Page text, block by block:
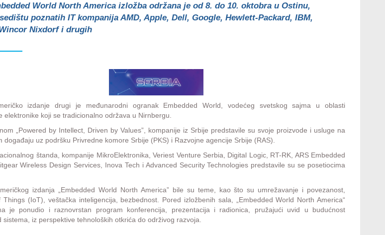
World North America izložba održana je od 8. do 10. oktobra u Ostinu,
poznatih IT kompanija AMD, Apple, Dell, Google, Hewlett-Packard, IBM,
Nixdorf i drugih
izdanje drugi je međunarodni ogranak Embedded World, vodećeg svetskog sajma u oblasti
elektronike koji se tradicionalno održava u Nirnbergu.
„Powered by Intellect, Driven by Values”, kompanije iz Srbije predstavile su svoje proizvode i usluge na
događaju uz podršku Privredne komore Srbije (PKS) i Razvojne agencije Srbije (RAS).
štanda, kompanije MikroElektronika, Veriest Venture Serbia, Digital Logic, RT-RK, ARS Embedded
Wireless Design Services, Inova Tech i Advanced Security Technologies predstavile su se posetiocima
izdanja „Embedded World North America” bile su teme, kao što su umrežavanje i povezanost,
Things (IoT), veštačka inteligencija, bezbednost. Pored izložbenih sala, „Embedded World North America“
je ponudio i raznovrstan program konferencija, prezentacija i radionica, pružajući uvid u budućnost
sistema, iz perspektive tehnoloških otkrića do održivog razvoja.